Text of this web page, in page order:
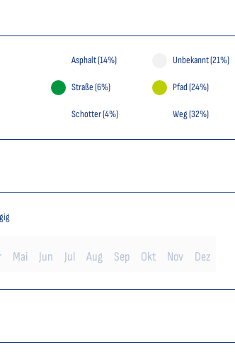
Asphalt (14%) Unbekannt (21%)
Straße (6%) Pfad (24%)
Schotter (4%) Weg (32%)
Mai Jun Jul Aug Sep Okt Nov Dez